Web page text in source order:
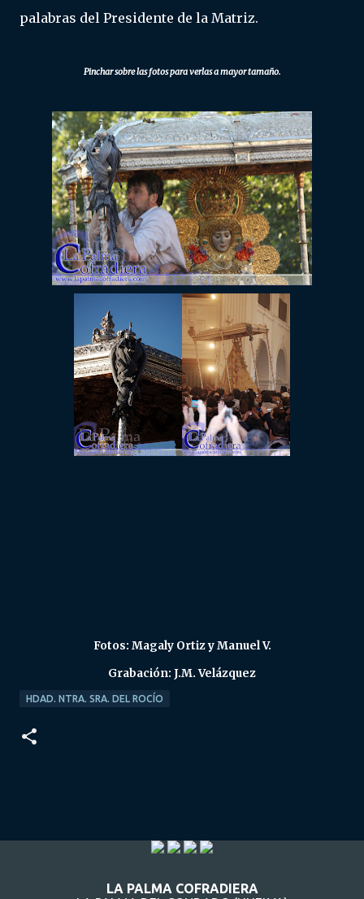
palabras del Presidente de la Matriz.
Pinchar sobre las fotos para verlas a mayor tamaño.
Fotos: Magaly Ortiz y Manuel V.
Grabación: J.M. Velázquez
HDAD. NTRA. SRA. DEL ROCÍO
LA PALMA COFRADIERA